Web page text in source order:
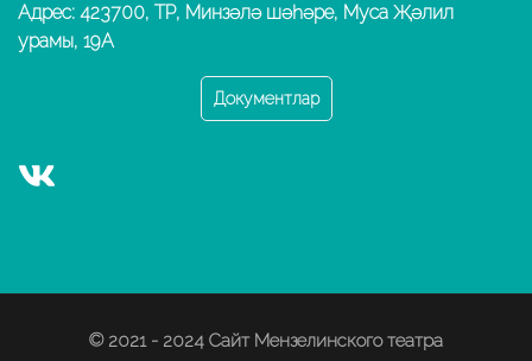
Адрес: 423700, ТР, Минзәлә шәһәре, Муса Җәлил
урамы, 19А
Документлар
© 2021 - 2024 Сайт Мензелинского театра